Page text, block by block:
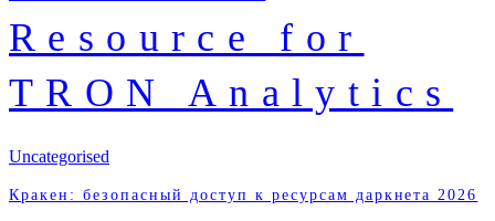
Resource for
TRON Analytics
Uncategorised
Кракен: безопасный доступ к ресурсам даркнета 2026